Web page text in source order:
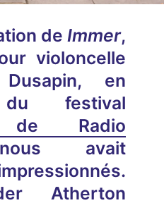
deImmer,
violoncelle
en
festival
de Radio
avait
Atherton